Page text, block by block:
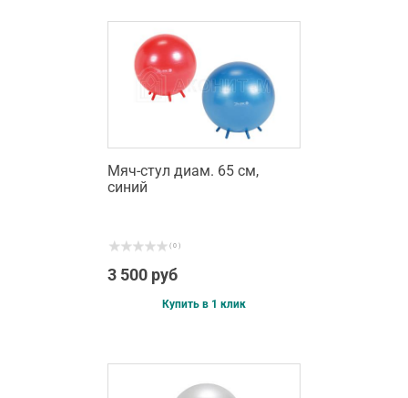
Мяч-стул диам. 65 см,
синий
( 0 )
3 500 руб
Купить в 1 клик